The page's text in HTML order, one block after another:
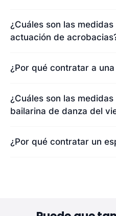
¿Cuáles son las
actuación de
¿Por qué contratar a
¿Cuáles son las
bailarina de danza del
¿Por qué contratar un